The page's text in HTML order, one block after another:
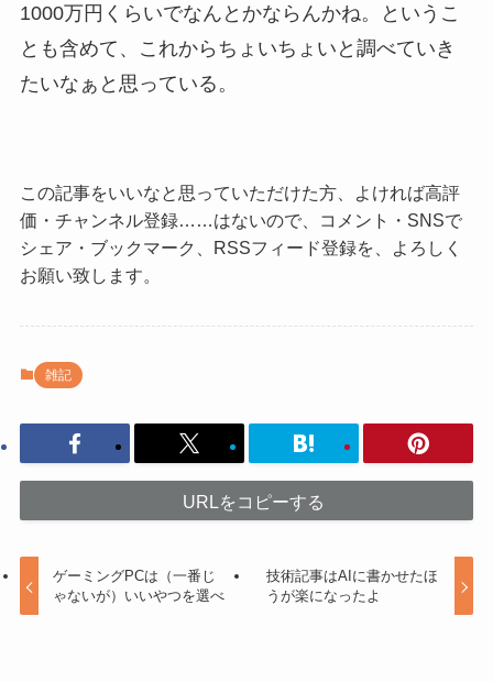
1000万円くらいでなんとかならんかね。というこ
とも含めて、これからちょいちょいと調べていき
たいなぁと思っている。
この記事をいいなと思っていただけた方、よければ高評
価・チャンネル登録……はないので、コメント・SNSで
シェア・ブックマーク、RSSフィード登録を、よろしく
お願い致します。
雑記
URLをコピーする
ゲーミングPCは（一番じ
ゃないが）いいやつを選べ
技術記事はAIに書かせたほ
うが楽になったよ